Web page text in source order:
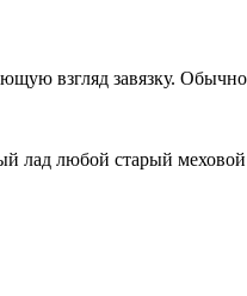
взгляд завязку.
любой старый